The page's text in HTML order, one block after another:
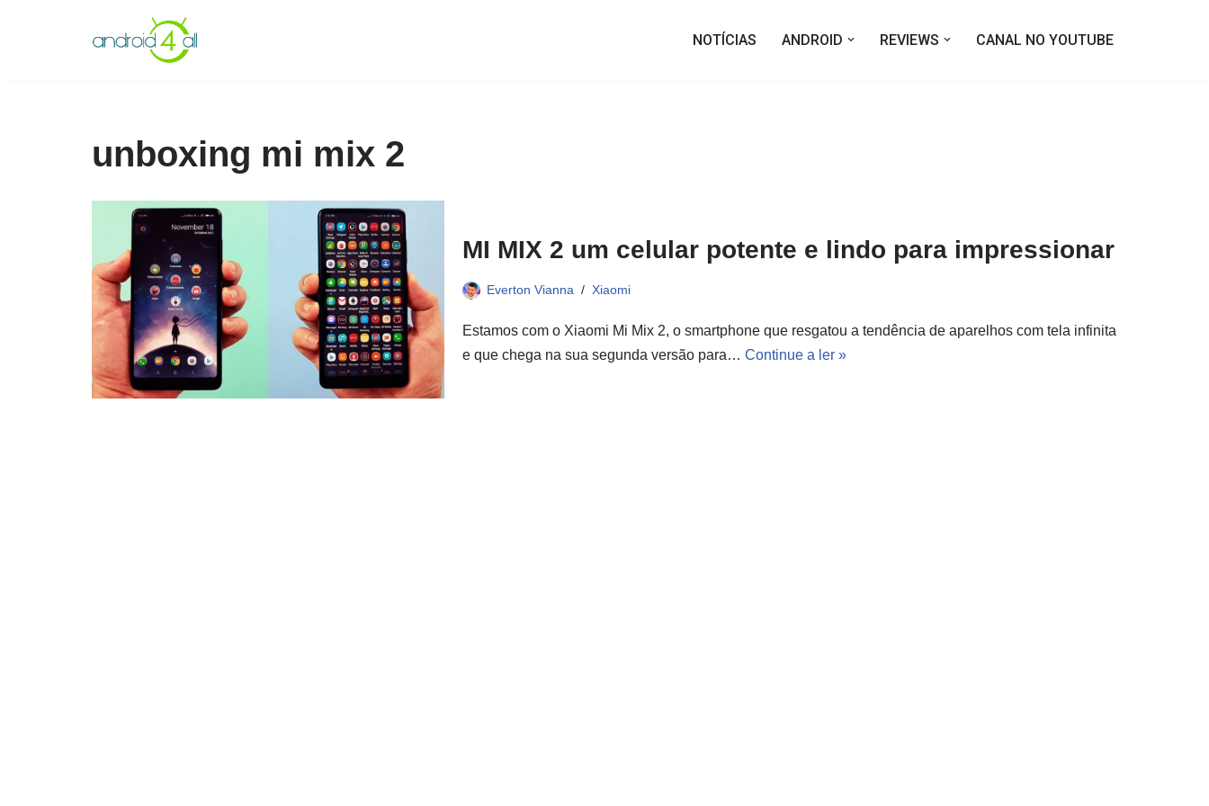
NOTÍCIAS ANDROID REVIEWS CANAL NO YOUTUBE
unboxing mi mix 2
MI MIX 2 um celular potente e lindo para impressionar
Everton Vianna Xiaomi
Estamos com o Xiaomi Mi Mix 2, o smartphone que resgatou a tendência de aparelhos com tela infinita
e que chega na sua segunda versão para… Continue a ler »